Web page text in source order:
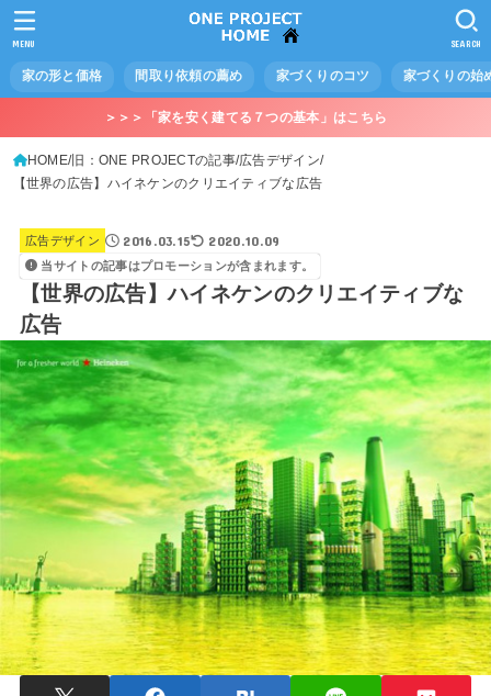
家の形と価格 間取り依頼の薦め 家づくりのコツ 家づくりの始
SEARCH
MENU
＞＞＞「家を安く建てる７つの基本」はこちら
HOME 旧：ONE PROJECTの記事 広告デザイン
【世界の広告】ハイネケンのクリエイティブな広告
広告デザイン 2016.03.15 2020.10.09
当サイトの記事はプロモーションが含まれます。
【世界の広告】ハイネケンのクリエイティブな
広告